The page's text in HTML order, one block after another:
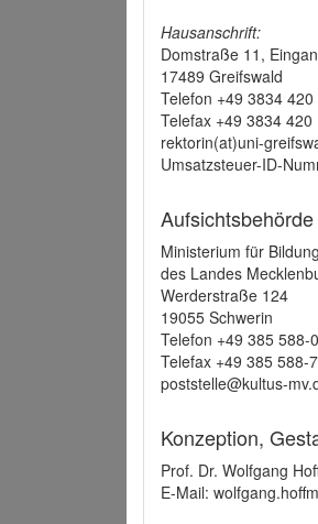
Hausanschrift:
Domstraße 11,
17489 Greifswald
Telefon +49 3834 420
Telefax +49 3834 420
rektorin(at)uni-
Umsatzsteuer-ID-
Aufsichtsbehörde
Ministerium für
des Landes
Werderstraße 124
19055 Schwerin
Telefon +49 385 588-0
Telefax +49 385 588-
poststelle@kultus-
Konzeption,
Prof. Dr. Wolfgang
E-Mail: